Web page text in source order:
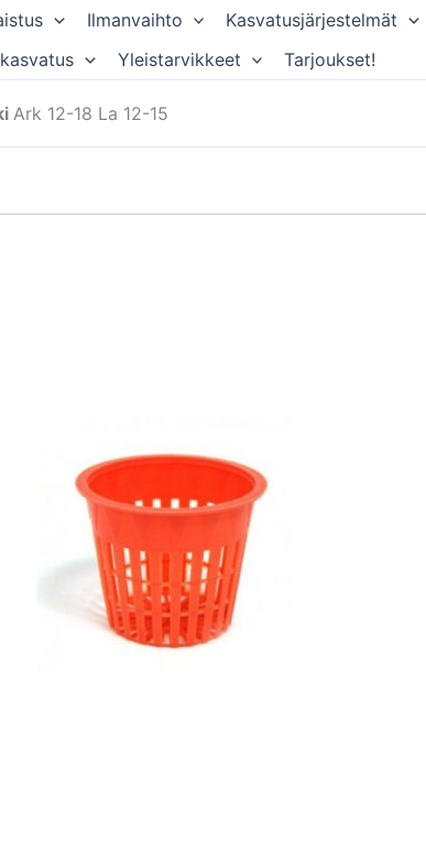
Ilmanvaihto Kasvatusjärjestelmät
Yleistarvikkeet Tarjoukset!
Ark 12-18 La 12-15